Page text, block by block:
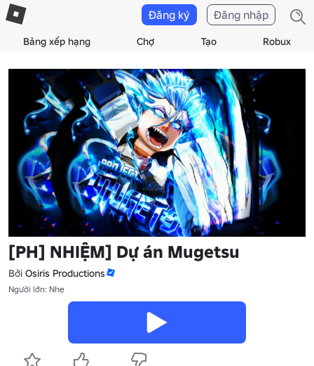
Bảng xếp hạng Chợ Tạo Robux
Đăng ký Đăng nhập
[PH] NHIỆM] Dự án Mugetsu
Bởi Osiris Productions
Người lớn: Nhẹ